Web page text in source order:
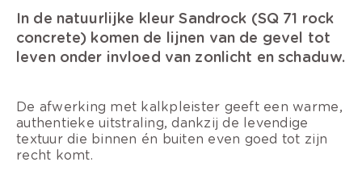
In de natuurlijke kleur Sandrock (SQ 71 rock
concrete) komen de lijnen van de gevel tot
leven onder invloed van zonlicht en schaduw.
De afwerking met kalkpleister geeft een warme,
authentieke uitstraling, dankzij de levendige
textuur die binnen én buiten even goed tot zijn
recht komt.